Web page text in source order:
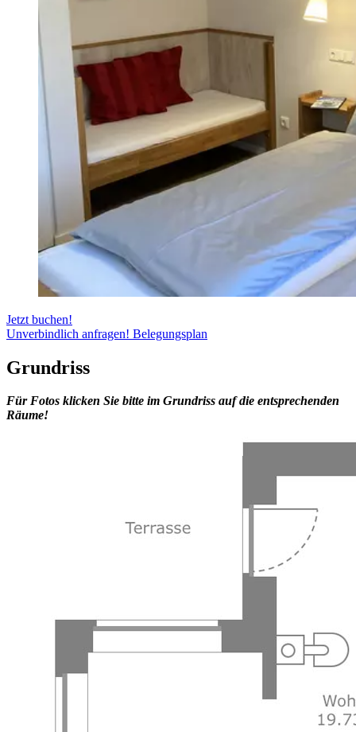
Jetzt buchen!
Unverbindlich anfragen! Belegungsplan
Grundriss
Für Fotos klicken Sie bitte im Grundriss auf die entsprechenden
Räume!